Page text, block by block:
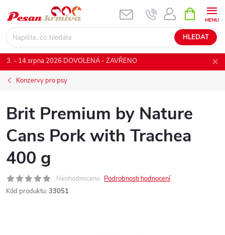
na
obsah
HLEDAT
NÁKUPNÍ
KOŠÍK
3. - 14.srpna 2026 DOVOLENÁ - ZAVŘENO
Konzervy pro psy
Brit Premium by Nature
Cans Pork with Trachea
400 g
Neohodnoceno Podrobnosti hodnocení
Kód produktu: 33051